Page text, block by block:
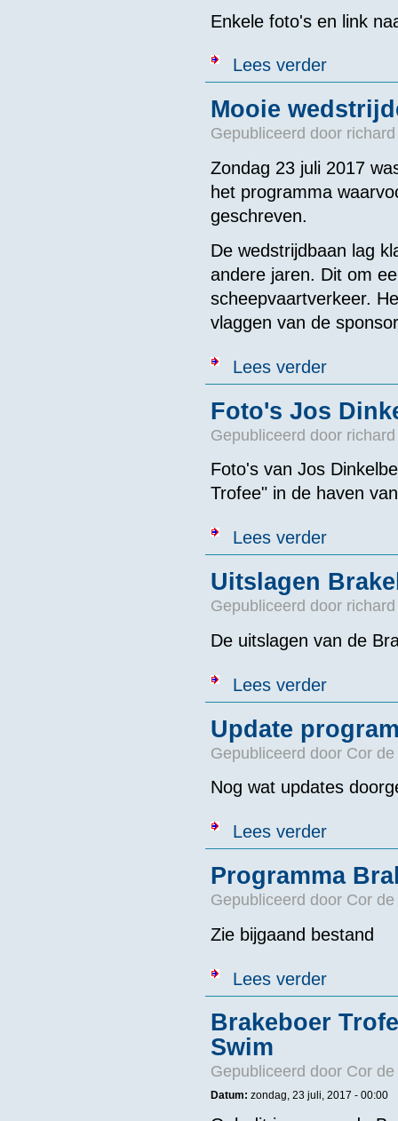
Enkele foto's en link
Lees verderover Lian
Mooie
Gepubliceerd door
Zondag 23 juli 2017
het programma
geschreven.
De wedstrijdbaan lag
andere jaren. Dit om
scheepvaartverkeer.
vlaggen van de
Lees verderover Mooie
Foto's Jos
Gepubliceerd door
Foto's van Jos
Trofee" in de haven
Lees verderover Foto's
Uitslagen
Gepubliceerd door
De uitslagen van de
Lees verderover
Update
Gepubliceerd door Cor
Nog wat updates
Lees verderover Update
Programma
Gepubliceerd door Cor
Zie bijgaand bestand
Lees verderover
Brakeboer
Swim
Gepubliceerd door Cor
Datum: zondag, 23 juli, 2017 - 00:00